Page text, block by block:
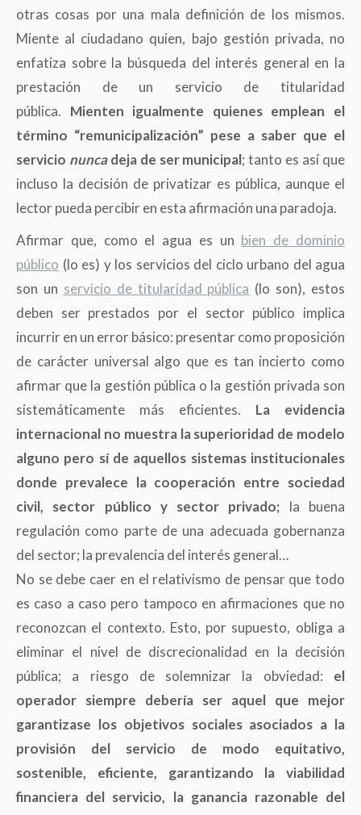
otras cosas por una mala definición de los mismos.
Miente al ciudadano quien, bajo gestión privada, no
enfatiza sobre la búsqueda del interés general en la
prestación de un servicio de titularidad
pública. Mienten igualmente quienes emplean el
término “remunicipalización” pese a saber que el
servicio nuncadeja de ser municipal; tanto es así que
incluso la decisión de privatizar es pública, aunque el
lector pueda percibir en esta afirmación una paradoja.
Afirmar que, como el agua es un bien de dominio
público (lo es) y los servicios del ciclo urbano del agua
son un servicio de titularidad pública (lo son), estos
deben ser prestados por el sector público implica
incurrir en un error básico: presentar como proposición
de carácter universal algo que es tan incierto como
afirmar que la gestión pública o la gestión privada son
sistemáticamente más eficientes. La evidencia
internacional no muestra la superioridad de modelo
alguno pero sí de aquellos sistemas institucionales
donde prevalece la cooperación entre sociedad
civil, sector público y sector privado; la buena
regulación como parte de una adecuada gobernanza
del sector; la prevalencia del interés general…
No se debe caer en el relativismo de pensar que todo
es caso a caso pero tampoco en afirmaciones que no
reconozcan el contexto. Esto, por supuesto, obliga a
eliminar el nivel de discrecionalidad en la decisión
pública; a riesgo de solemnizar la obviedad: el
operador siempre debería ser aquel que mejor
garantizase los objetivos sociales asociados a la
provisión del servicio de modo equitativo,
sostenible, eficiente, garantizando la viabilidad
financiera del servicio, la ganancia razonable del